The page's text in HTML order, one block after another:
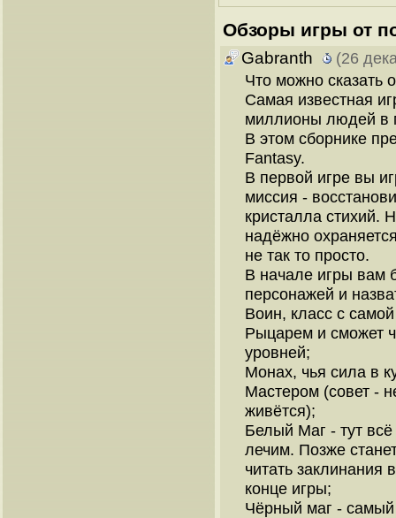
Обзоры игры от
Gabranth
(26
Что можно сказать
Самая известная
миллионы людей в
В этом сборнике
Fantasy.
В первой игре вы
миссия -
кристалла стихий.
надёжно
не так то просто.
В начале игры вам
персонажей и
Воин, класс с
Рыцарем и сможет
уровней;
Монах, чья сила в
Мастером (совет -
живётся);
Белый Маг - тут
лечим. Позже
читать заклинания
конце игры;
Чёрный маг -